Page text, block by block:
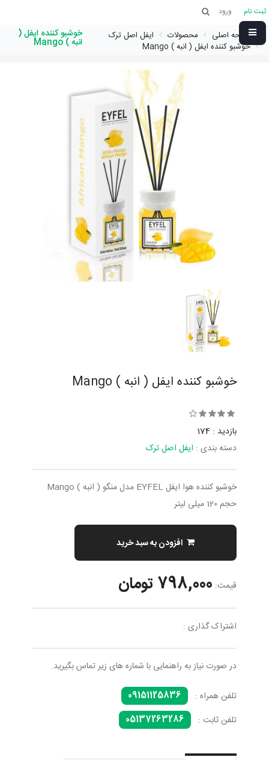
ثبت نام ورود
صفحه اصلی محصولات
ایفل اصل ترک
خوشبو کننده ایفل ( انبه ) Mango
خوشبو کننده ایفل (
انبه ) Mango
خوشبو کننده ایفل ( انبه ) Mango
بازدید : 174
دسته بندی : ایفل اصل ترک
خوشبو کننده هوا ایفل EYFEL مدل منگو ( انبه ) Mango
حجم 120 میلی لیتر
افزودن به سبد خرید
قیمت: 798,000 تومان
اشتراک گذاری :
در صورت نیاز به راهنمایی با شماره های زیر تماس بگیرید.
تلفن همراه :
09151125836
تلفن ثابت :
05137263286